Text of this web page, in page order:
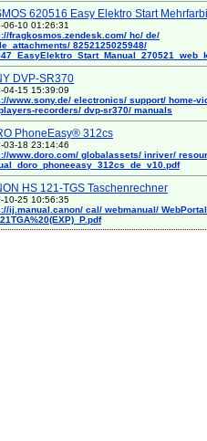
620516 Easy Elektro Start
06-10 01:26:31
fragkosmos.zendesk.com/ hc/ de/
8252125025948/
DVP-SR370
04-15 15:39:09
www.sony.de/ electronics/ support/ home-
recorders/ dvp-sr370/ manuals
PhoneEasy® 312cs
03-18 23:14:46
www.doro.com/ globalassets/ inriver/
HS 121-TGS Taschenrechner
10-25 10:56:35
ij.manual.canon/ cal/ webmanual/